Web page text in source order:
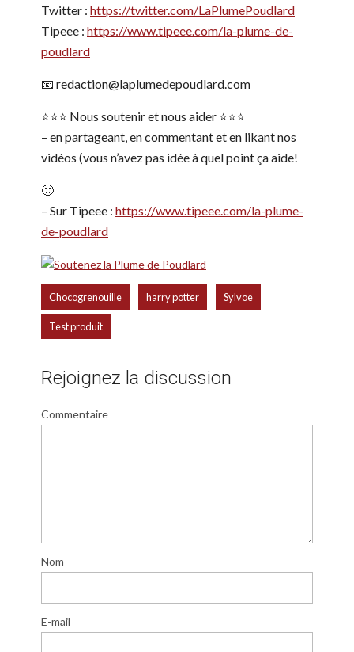
Twitter : https://twitter.com/LaPlumePoudlard
Tipeee : https://www.tipeee.com/la-plume-de-
poudlard
📧 redaction@laplumedepoudlard.com
⭐️⭐️⭐️ Nous soutenir et nous aider ⭐️⭐️⭐️
– en partageant, en commentant et en likant nos
vidéos (vous n’avez pas idée à quel point ça aide!
🙂
– Sur Tipeee : https://www.tipeee.com/la-plume-
de-poudlard
Chocogrenouille harry potter Sylvoe
Test produit
Rejoignez la discussion
Commentaire
Nom
E-mail